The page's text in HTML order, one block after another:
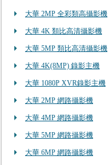
大華 2MP 全彩類高攝影機
大華 4K 類比高清攝影機
大華 5MP 類比高清攝影機
大華 4K(8MP) 錄影主機
大華 1080P XVR錄影主機
大華 2MP 網路攝影機
大華 4MP 網路攝影機
大華 5MP 網路攝影機
大華 6MP 網路攝影機